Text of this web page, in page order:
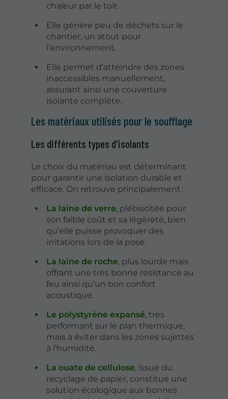
chaleur par le toit.
Elle génère peu de déchets sur le
chantier, un atout pour
l’environnement.
Elle permet d’atteindre des zones
inaccessibles manuellement,
assurant ainsi une couverture
isolante complète.
Les matériaux utilisés pour le soufflage
Les différents types d'isolants
Le choix du matériau est déterminant
pour garantir une isolation durable et
efficace. On retrouve principalement :
La laine de verre, plébiscitée pour
son faible coût et sa légèreté, bien
qu’elle puisse provoquer des
irritations lors de la pose.
La laine de roche, plus lourde mais
offrant une très bonne résistance au
feu ainsi qu’un bon confort
acoustique.
Le polystyrène expansé, très
performant sur le plan thermique,
mais à éviter dans les zones sujettes
à l’humidité.
La ouate de cellulose, issue du
recyclage de papier, constitue une
solution écologique aux bonnes